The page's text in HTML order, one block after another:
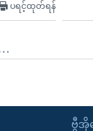
ပရင့်ထုတ်ရန်
ဗွီအို